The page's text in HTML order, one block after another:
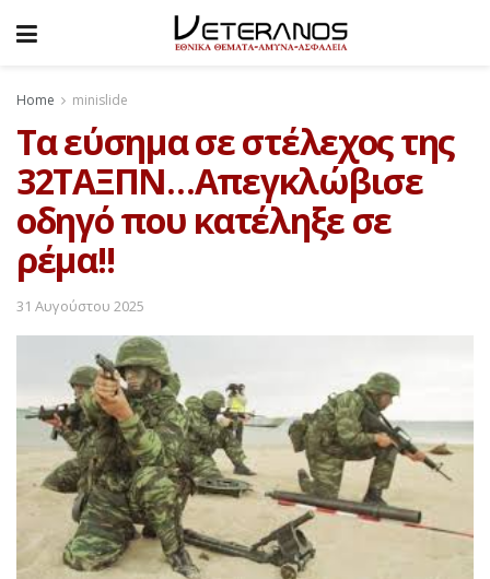
Home minislide
Τα εύσημα σε στέλεχος της
32ΤΑΞΠΝ…Απεγκλώβισε
οδηγό που κατέληξε σε
ρέμα!!
31 Αυγούστου 2025